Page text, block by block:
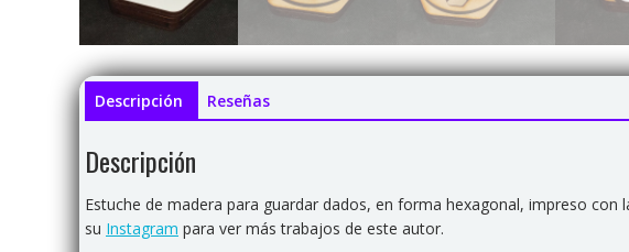
Descripción Reseñas
Descripción
Estuche de madera para guardar dados, en forma hexagonal, impreso
su Instagram para ver más trabajos de este autor.